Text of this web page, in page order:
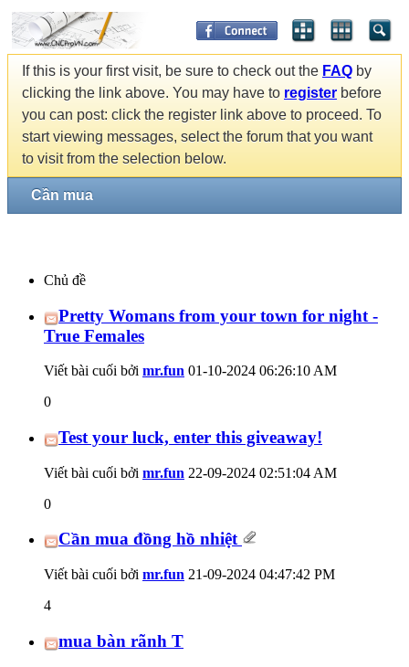
If this is your first visit, be sure to check out the FAQ by
clicking the link above. You may have to register before
you can post: click the register link above to proceed. To
start viewing messages, select the forum that you want
to visit from the selection below.
Cần mua
Chủ đề
Pretty Womans from your town for night -
True Females
Viết bài cuối bởi mr.fun 01-10-2024 06:26:10 AM
0
Test your luck, enter this giveaway!
Viết bài cuối bởi mr.fun 22-09-2024 02:51:04 AM
0
Cần mua đồng hồ nhiệt
Viết bài cuối bởi mr.fun 21-09-2024 04:47:42 PM
4
mua bàn rãnh T